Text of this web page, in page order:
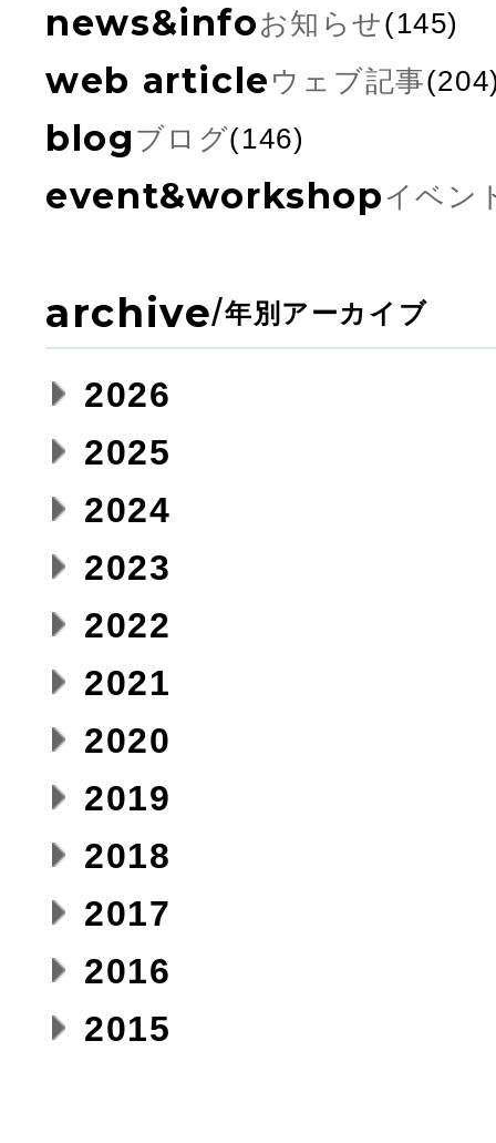
news&infoお知らせ(145)
web article ウェブ記事
blog ブログ(146)
event&workshopイベン
archive/年別アーカイブ
2026
2025
2024
2023
2022
2021
2020
2019
2018
2017
2016
2015